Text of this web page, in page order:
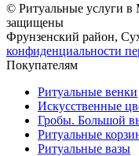
© Ритуальные услуги в
защищены
Фрунзенский район,
конфиденциальности
Покупателям
Ритуальные венки
Искусственные
Гробы. Большой
Ритуальные
Ритуальные вазы